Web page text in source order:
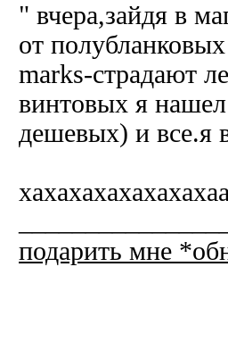
" вчера,зайдя в
от
marks-страдают
винтовых я
дешевых) и
подарить мне